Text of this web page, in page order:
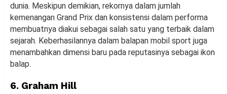
dunia. Meskipun demikian, rekornya dalam jumlah
kemenangan Grand Prix dan konsistensi dalam performa
membuatnya diakui sebagai salah satu yang terbaik dalam
sejarah. Keberhasilannya dalam balapan mobil sport juga
menambahkan dimensi baru pada reputasinya sebagai ikon
balap.
6. Graham Hill